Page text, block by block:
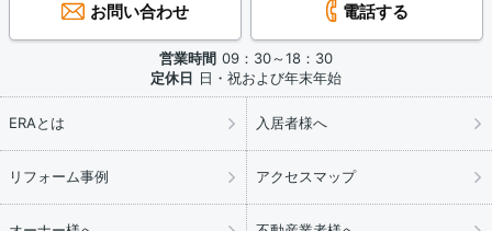
お問い合わせ 電話する
営業時間 09：30～18：30
定休日 日・祝および年末年始
ERAとは 入居者様へ
リフォーム事例 アクセスマップ